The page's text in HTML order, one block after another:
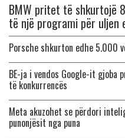
BMW pritet të shkurtojë
të një programi për uljen
Porsche shkurton edhe 5.000
BE-ja i vendos Google-it
të konkurrencës
Meta akuzohet se përdori
punonjësit nga puna